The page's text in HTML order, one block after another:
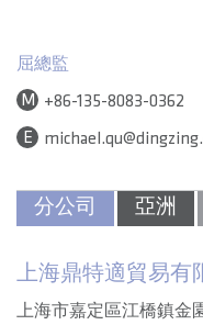
屈總監
M +86-135-8083-0362
E
分公司 亞洲
上海鼎特適貿易有
上海市嘉定區江橋鎮金